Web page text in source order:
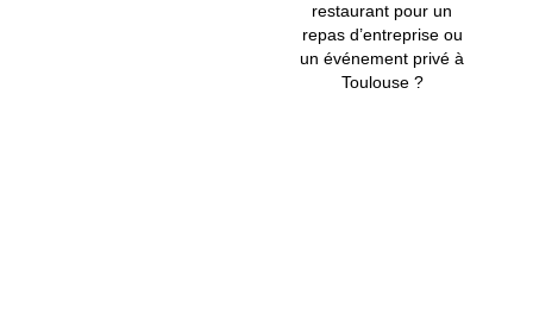
restaurant pour un
repas d’entreprise ou
un événement privé à
Toulouse ?